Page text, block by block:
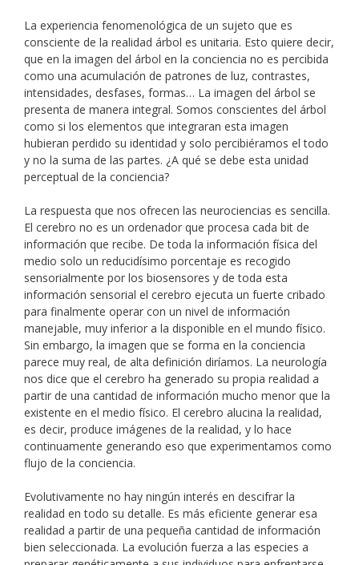
La experiencia fenomenológica de un sujeto que es
consciente de la realidad árbol es unitaria. Esto quiere decir,
que en la imagen del árbol en la conciencia no es percibida
como una acumulación de patrones de luz, contrastes,
intensidades, desfases, formas… La imagen del árbol se
presenta de manera integral. Somos conscientes del árbol
como si los elementos que integraran esta imagen
hubieran perdido su identidad y solo percibiéramos el todo
y no la suma de las partes. ¿A qué se debe esta unidad
perceptual de la conciencia?
La respuesta que nos ofrecen las neurociencias es sencilla.
El cerebro no es un ordenador que procesa cada bit de
información que recibe. De toda la información física del
medio solo un reducidísimo porcentaje es recogido
sensorialmente por los biosensores y de toda esta
información sensorial el cerebro ejecuta un fuerte cribado
para finalmente operar con un nivel de información
manejable, muy inferior a la disponible en el mundo físico.
Sin embargo, la imagen que se forma en la conciencia
parece muy real, de alta definición diríamos. La neurología
nos dice que el cerebro ha generado su propia realidad a
partir de una cantidad de información mucho menor que la
existente en el medio físico. El cerebro alucina la realidad,
es decir, produce imágenes de la realidad, y lo hace
continuamente generando eso que experimentamos como
flujo de la conciencia.
Evolutivamente no hay ningún interés en descifrar la
realidad en todo su detalle. Es más eficiente generar esa
realidad a partir de una pequeña cantidad de información
bien seleccionada. La evolución fuerza a las especies a